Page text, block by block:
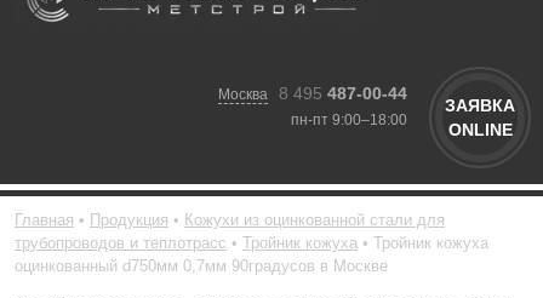
Москва 8 495 487-00-44
пн-пт 9:00–18:00
ЗАЯВКА
ONLINE
Главная Продукция
Кожухи из оцинкованной стали для
трубопроводов и теплотрасс
Тройник кожуха
Тройник кожуха
оцинкованный d750мм 0,7мм 90градусов в Москве